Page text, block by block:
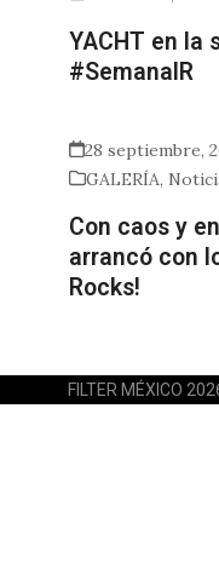
YACHT en la
#SemanaIR
28 septiembre,
GALERÍA,
Con caos y
arrancó con
Rocks!
FILTER MÉXICO